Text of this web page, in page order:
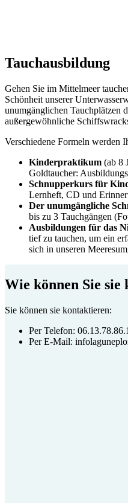
Tauchausbildung
Gehen Sie im Mittelmeer
Schönheit unserer
unumgänglichen Tauchplätzen
außergewöhnliche
Verschiedene Formeln werden
Kinderpraktikum (ab 8
Goldtaucher:
Schnupperkurs für
Lernheft, CD und
Der unumgängliche
bis zu 3 Tauchgängen
Ausbildungen für das
tief zu tauchen, um ein
sich in unseren
Wie können Sie
Sie können sie kontaktieren:
Per Telefon:
Per E-Mail: